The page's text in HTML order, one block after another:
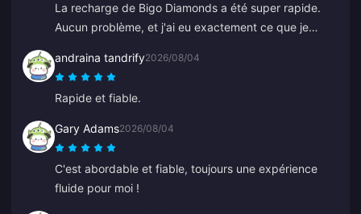
La recharge de Bigo Diamonds a été super rapide.
Aucun problème, et j'ai eu exactement ce que je
andraina tandrify2026/08/04
Rapide et fiable.
Gary Adams2026/08/04
C'est abordable et fiable, toujours une expérience
fluide pour moi !